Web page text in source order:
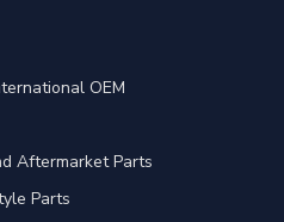
OEM
Aftermarket Parts
Parts